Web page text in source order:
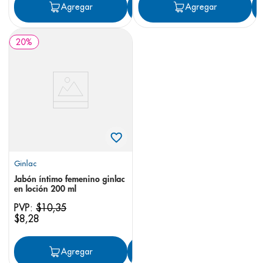
Agregar Agregar
Agregar
20%
Ginlac
Jabón íntimo femenino ginlac
en loción 200 ml
PVP: $10,35
$8,28
Agregar